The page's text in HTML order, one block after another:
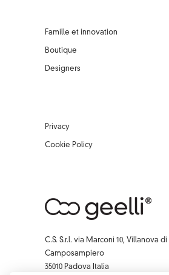
Famille et innovation
Boutique
Designers
Privacy
Cookie Policy
C.S. S.r.l. via Marconi 10, Villanova di
Camposampiero
35010 Padova Italia